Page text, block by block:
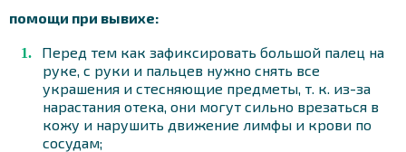
помощи при вывихе:
Перед тем как зафиксировать большой палец на
руке, с руки и пальцев нужно снять все
украшения и стесняющие предметы, т. к. из-за
нарастания отека, они могут сильно врезаться в
кожу и нарушить движение лимфы и крови по
сосудам;